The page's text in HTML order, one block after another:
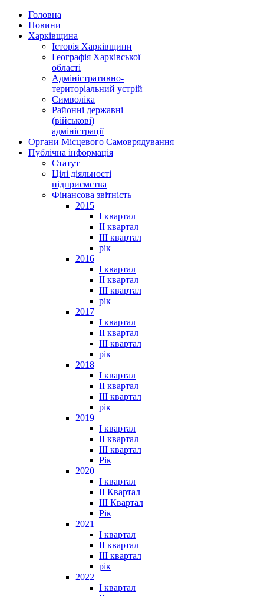
Головна
Новини
Харківщина
Історія Харківщини
Географія Харківської
області
Адміністративно-
територіальний устрій
Символіка
Районні державні
(військові)
адміністрації
Органи Місцевого Самоврядування
Публічна інформація
Статут
Цілі діяльності
підприємства
Фінансова звітність
2015
I квартал
II квартал
III квартал
рік
2016
I квартал
II квартал
III квартал
рік
2017
I квартал
II квартал
III квартал
рік
2018
I квартал
II квартал
III квартал
рік
2019
I квартал
II квартал
III квартал
Рік
2020
I квартал
II Квартал
III Квартал
Рік
2021
I квартал
II квартал
III квартал
рік
2022
I квартал